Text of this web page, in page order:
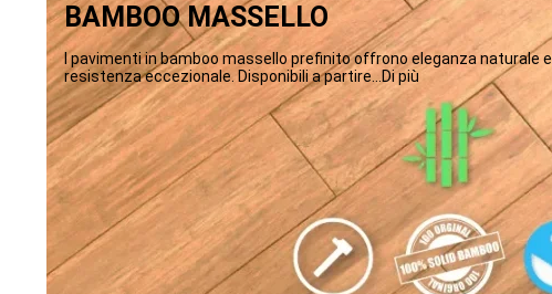
BAMBOO MASSELLO
I pavimenti in bamboo massello prefinito offrono eleganza naturale e
resistenza eccezionale. Disponibili a partire...Di più